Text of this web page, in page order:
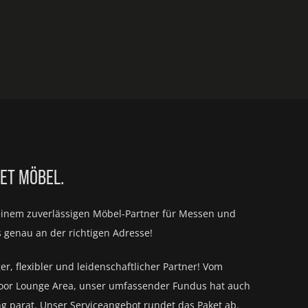
MÖBEL.
zuverlässigen Möbel-Partner für Messen und
an der richtigen Adresse!
flexibler und leidenschaftlicher Partner! Vom
Lounge Area, unser umfassender Fundus hat auch
parat. Unser Serviceangebot rundet das Paket ab.